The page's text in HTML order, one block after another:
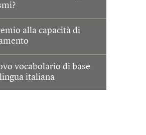
alla capacità di
vocabolario di base
italiana